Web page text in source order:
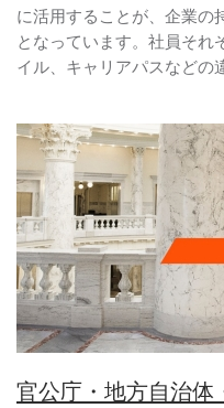
に活用することが、企業の
となっています。社員それ
イル、キャリアパスなどの
官公庁・地方自治体